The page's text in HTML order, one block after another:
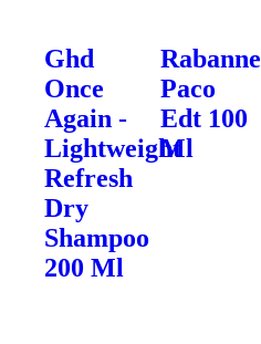
Ghd
Once
Again -
Lightweight
Refresh
Dry
Shampoo
200 Ml
Rabanne
Paco
Edt 100
Ml